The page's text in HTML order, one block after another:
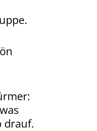
:
drauf.